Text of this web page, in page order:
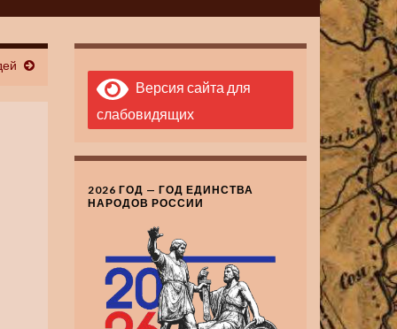
Версия сайта для
слабовидящих
2026 ГОД — ГОД ЕДИНСТВА
НАРОДОВ РОССИИ